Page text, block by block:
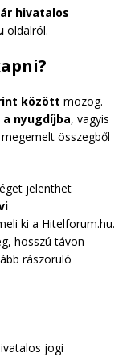
hivatalos
oldalról.
között mozog.
a nyugdíjba, vagyis
összegből
jelenthet
ki a Hitelforum.hu.
hosszú távon
rászoruló
jogi